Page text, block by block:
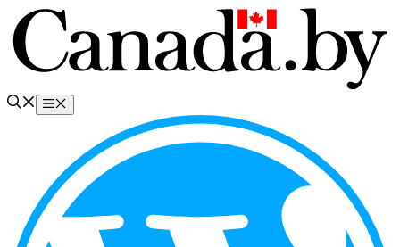
Перейти
содержимому
Меню